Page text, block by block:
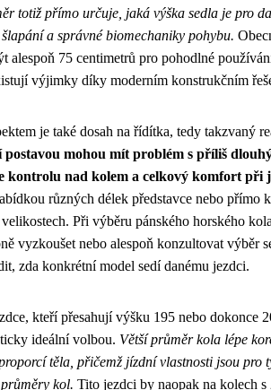
totiž přímo určuje, jaká výška sedla je pro
a správné biomechaniky pohybu.
alespoň 75 centimetrů pro pohodlné
výjimky díky moderním konstrukčním
je také dosah na řídítka, tedy takzvaný
postavou mohou mít problém s příliš
kontrolu nad kolem a celkový komfort při
různých délek představce nebo přímo
Při výběru pánského horského
vyzkoušet nebo alespoň konzultovat výběr
zda konkrétní model sedí danému jezdci.
kteří přesahují výšku 195 nebo dokonce
ideální volbou. Větší průměr kola lépe
těla, přičemž jízdní vlastnosti jsou pro
kol. Tito jezdci by naopak na kolech